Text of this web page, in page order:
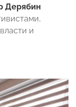
Дерябин
и